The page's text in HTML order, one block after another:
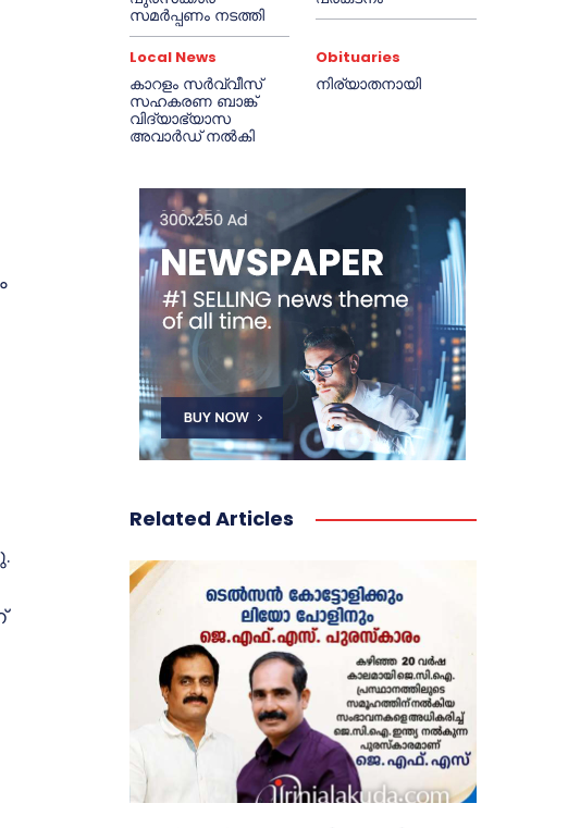
സമർപ്പണം നടത്തി
Local News
കാറളം സർവ്വീസ്
സഹകരണ ബാങ്ക്
വിദ്യാഭ്യാസ
അവാർഡ് നൽകി
Obituaries
നിര്യാതനായി
Related Articles